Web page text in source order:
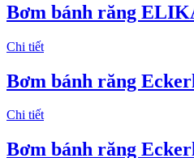
Bơm bánh răng
Chi tiết
Bơm bánh răng
Chi tiết
Bơm bánh răng